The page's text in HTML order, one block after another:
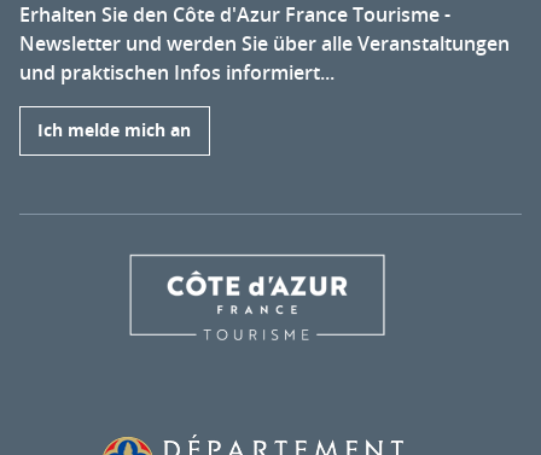
Erhalten Sie den Côte d'Azur France Tourisme -
Newsletter und werden Sie über alle Veranstaltungen
und praktischen Infos informiert...
Ich melde mich an